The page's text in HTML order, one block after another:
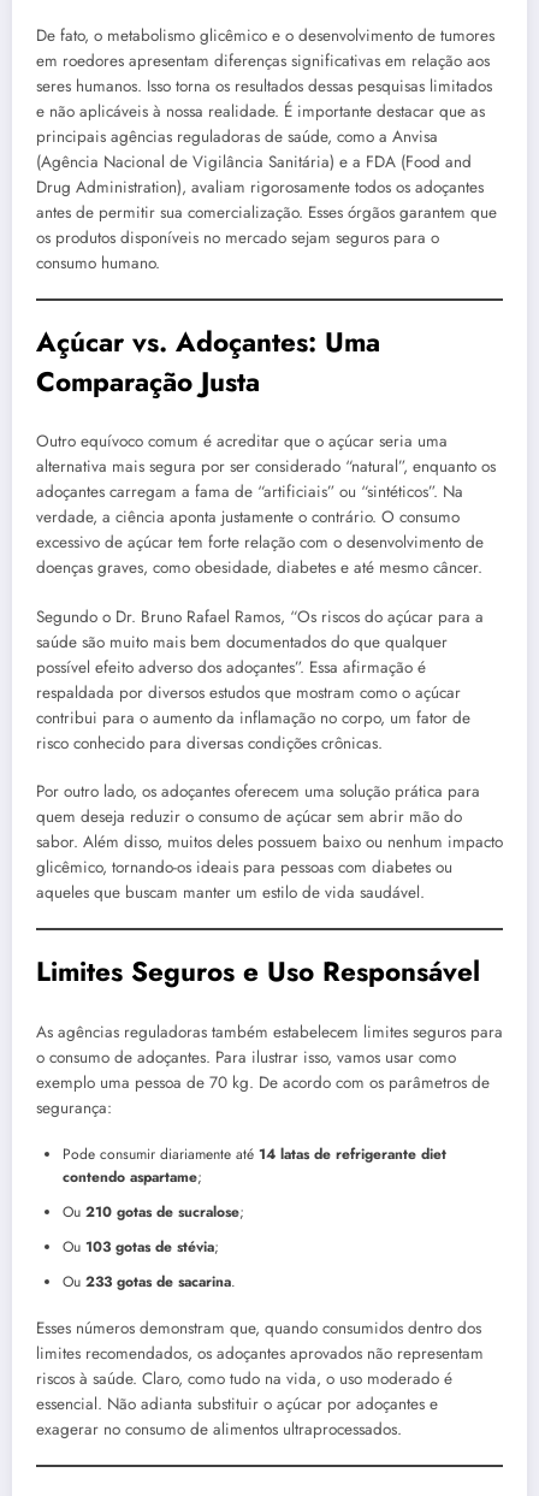
De fato, o metabolismo glicêmico e o desenvolvimento de tumores
em roedores apresentam diferenças significativas em relação aos
seres humanos. Isso torna os resultados dessas pesquisas limitados
e não aplicáveis à nossa realidade. É importante destacar que as
principais agências reguladoras de saúde, como a Anvisa
(Agência Nacional de Vigilância Sanitária) e a FDA (Food and
Drug Administration), avaliam rigorosamente todos os adoçantes
antes de permitir sua comercialização. Esses órgãos garantem que
os produtos disponíveis no mercado sejam seguros para o
consumo humano.
Açúcar vs. Adoçantes: Uma
Comparação Justa
Outro equívoco comum é acreditar que o açúcar seria uma
alternativa mais segura por ser considerado “natural”, enquanto os
adoçantes carregam a fama de “artificiais” ou “sintéticos”. Na
verdade, a ciência aponta justamente o contrário. O consumo
excessivo de açúcar tem forte relação com o desenvolvimento de
doenças graves, como obesidade, diabetes e até mesmo câncer.
Segundo o Dr. Bruno Rafael Ramos, “Os riscos do açúcar para a
saúde são muito mais bem documentados do que qualquer
possível efeito adverso dos adoçantes”. Essa afirmação é
respaldada por diversos estudos que mostram como o açúcar
contribui para o aumento da inflamação no corpo, um fator de
risco conhecido para diversas condições crônicas.
Por outro lado, os adoçantes oferecem uma solução prática para
quem deseja reduzir o consumo de açúcar sem abrir mão do
sabor. Além disso, muitos deles possuem baixo ou nenhum impacto
glicêmico, tornando-os ideais para pessoas com diabetes ou
aqueles que buscam manter um estilo de vida saudável.
Limites Seguros e Uso Responsável
As agências reguladoras também estabelecem limites seguros para
o consumo de adoçantes. Para ilustrar isso, vamos usar como
exemplo uma pessoa de 70 kg. De acordo com os parâmetros de
segurança:
Pode consumir diariamente até 14 latas de refrigerante diet
contendo aspartame;
Ou 210 gotas de sucralose;
Ou 103 gotas de stévia;
Ou 233 gotas de sacarina.
Esses números demonstram que, quando consumidos dentro dos
limites recomendados, os adoçantes aprovados não representam
riscos à saúde. Claro, como tudo na vida, o uso moderado é
essencial. Não adianta substituir o açúcar por adoçantes e
exagerar no consumo de alimentos ultraprocessados.